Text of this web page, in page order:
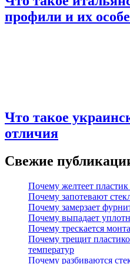
профили и их
Что такое
отличия
Свежие
Почему желтеет
Почему запотевают
Почему замерзает
Почему выпадает
Почему трескается
Почему трещит
температур
Почему разбиваются